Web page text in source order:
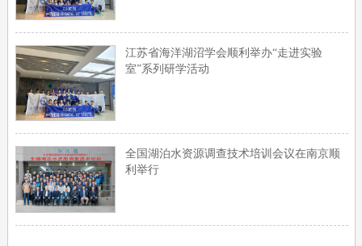
江苏省海洋湖沼学会顺利举办“走进实验
室”系列研学活动
全国湖泊水资源调查技术培训会议在南京顺
利举行